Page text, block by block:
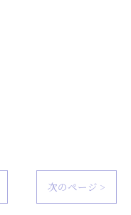
次のページ >